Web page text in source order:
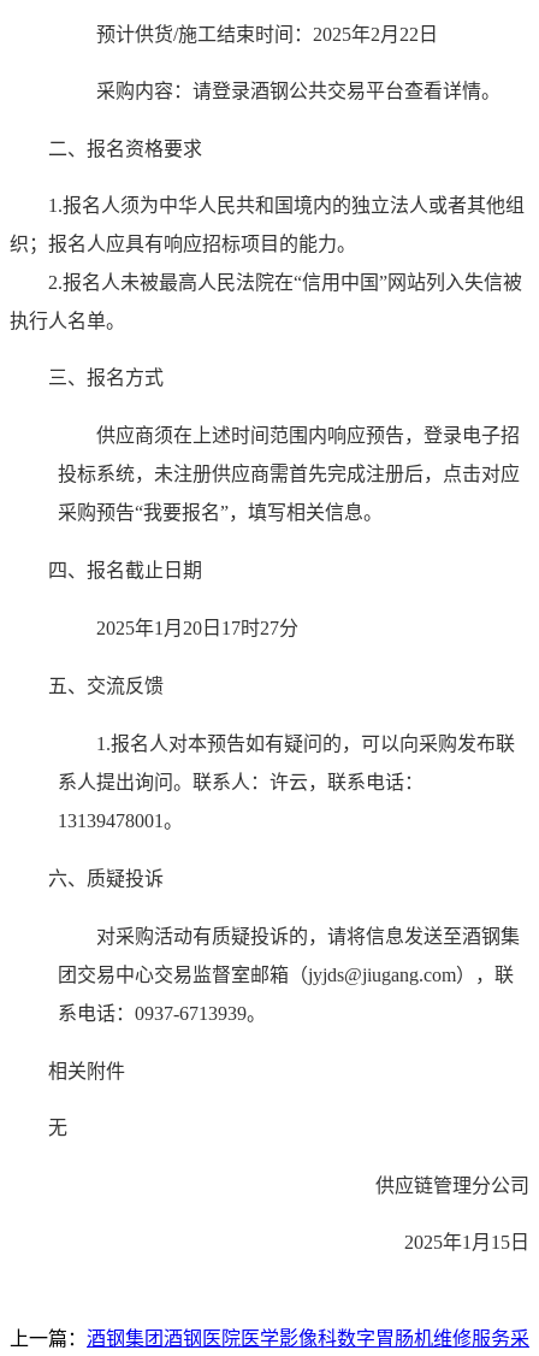
预计供货/施工结束时间： 2025年2月22日
采购内容：请登录酒钢公共交易平台查看详情。
二、报名资格要求
1.报名人须为中华人民共和国境内的独立法人或者其他组
织；报名人应具有响应招标项目的能力。
2.报名人未被最高人民法院在“信用中国”网站列入失信被
执行人名单。
三、报名方式
供应商须在上述时间范围内响应预告，登录电子招
投标系统，未注册供应商需首先完成注册后，点击对应
采购预告“我要报名”，填写相关信息。
四、报名截止日期
2025年1月20日17时27分
五、交流反馈
1.报名人对本预告如有疑问的，可以向采购发布联
系人提出询问。联系人：许云，联系电话：
13139478001。
六、质疑投诉
对采购活动有质疑投诉的，请将信息发送至酒钢集
团交易中心交易监督室邮箱（jyjds@jiugang.com），联
系电话：0937-6713939。
相关附件
无
供应链管理分公司
2025年1月15日
上一篇： 酒钢集团酒钢医院医学影像科数字胃肠机维修服务采